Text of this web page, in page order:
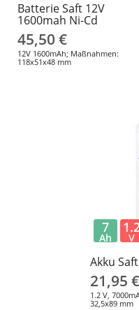
Batterie Saft 12V
1600mah Ni-Cd
45,50 €
12V 1600mAh; Maßnahmen:
118x51x48 mm
Akku
21,95 €
1.2 V,
32,5x89 mm
7
Ah V